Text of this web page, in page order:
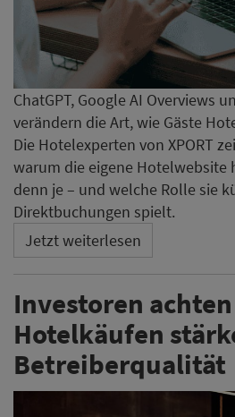
ChatGPT, Google AI Overviews
verändern die Art, wie Gäste
Die Hotelexperten von XPORT
warum die eigene Hotelwebsite
denn je – und welche Rolle sie
Direktbuchungen spielt.
Jetzt weiterlesen
Investoren
Hotelkäufen
Betreiberqualität